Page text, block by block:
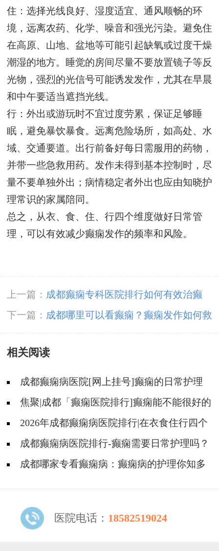
住：选择光线良好、湿度适宜、通风顺畅的环
境，远离农药、化学、噪音和强光污染。避免住
在高原、山地、盆地等可能引起缺氧或过度干燥
潮湿的地方。睡觉的房间尽量不要放置镜子等反
光物，强烈的光信号可能诱发发作，尤其在早晨
和中午要适当遮挡光线。
行：外出或游玩时不宜过度劳累，保证足够睡
眠，避免暴饮暴食。远离危险场所，如高处、水
域、交通要道。出行前备好每日需服用的药物，
并带一些急救用药。发作未得到基本控制时，尽
量不要单独外出；病情稳定者外出也应由知晓护
理常识的家属陪同。
总之，从衣、食、住、行四个维度做好日常管
理，可以有效减少癫痫发作的频率和风险。
上一篇： 成都癫痫专科医院排行如何有效治癫
痫？
下一篇： 成都哪里可以看癫痫？癫痫发作如何救
助?
相关阅读
成都癫痫病医院[网上挂号]癫痫的日常护理
要点有哪些?
焦聚|成都「癫痫医院排行]癫痫能不能很好的
恢复?2026年成都癫痫病医院排行|在衣食住行四个
方面癫痫病人都需要注意什么？
成都癫痫病医院排行-癫痫需要日常护理吗？
成都哪家专看癫痫病：癫痫病的护理你知多
医院电话： 18582519024